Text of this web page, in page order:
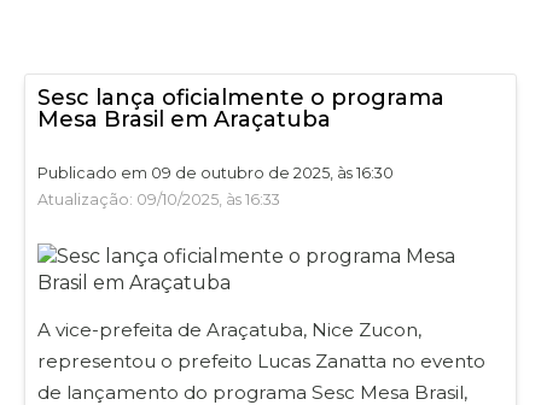
Sesc lança oficialmente o programa
Mesa Brasil em Araçatuba
Publicado em 09 de outubro de 2025, às 16:30
Atualização: 09/10/2025, às 16:33
A vice-prefeita de Araçatuba, Nice Zucon,
representou o prefeito Lucas Zanatta no evento
de lançamento do programa Sesc Mesa Brasil,